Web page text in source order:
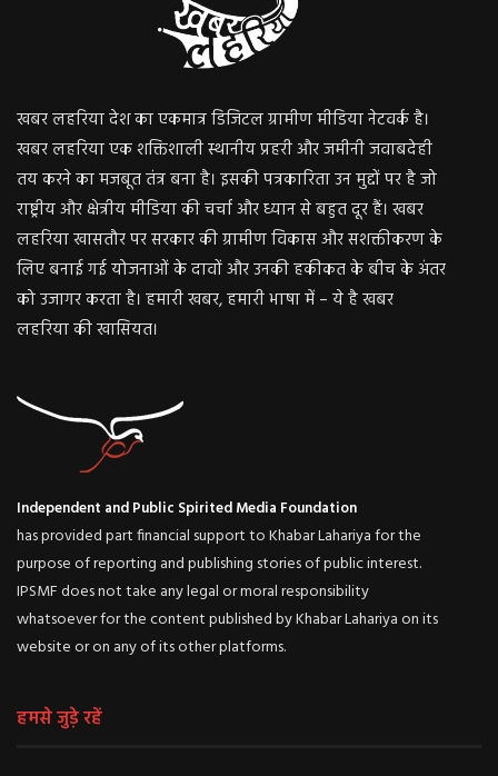
खबर लहरिया देश का एकमात्र डिजिटल ग्रामीण मीडिया नेटवर्क है।
खबर लहरिया एक शक्तिशाली स्थानीय प्रहरी और जमीनी जवाबदेही
तय करने का मजबूत तंत्र बना है। इसकी पत्रकारिता उन मुद्दों पर है जो
राष्ट्रीय और क्षेत्रीय मीडिया की चर्चा और ध्यान से बहुत दूर हैं। खबर
लहरिया खासतौर पर सरकार की ग्रामीण विकास और सशक्तीकरण के
लिए बनाई गई योजनाओं के दावों और उनकी हकीकत के बीच के अंतर
को उजागर करता है। हमारी खबर, हमारी भाषा में – ये है खबर
लहरिया की खासियत।
Independent and Public Spirited Media Foundation
has provided part financial support to Khabar Lahariya for the
purpose of reporting and publishing stories of public interest.
IPSMF does not take any legal or moral responsibility
whatsoever for the content published by Khabar Lahariya on its
website or on any of its other platforms.
हमसे जुड़े रहें